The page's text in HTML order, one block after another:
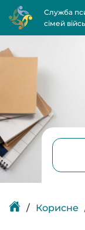
Служба
сімей
Корисне